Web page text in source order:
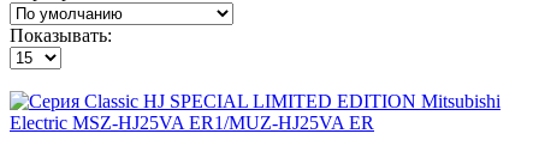
Показывать: